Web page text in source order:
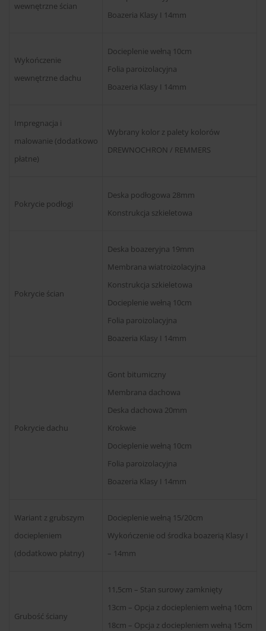
wewnętrzne ścian
Boazeria Klasy I 14mm
Wykończenie
wewnętrzne dachu
Docieplenie wełną 10cm
Folia paroizolacyjna
Boazeria Klasy I 14mm
Impregnacja i
malowanie (dodatkowo
płatne)
Wybrany kolor z palety kolorów
DREWNOCHRON / REMMERS
Pokrycie podłogi
Deska podłogowa 28mm
Konstrukcja szkieletowa
Pokrycie ścian
Deska boazeryjna 19mm
Membrana wiatroizolacyjna
Konstrukcja szkieletowa
Docieplenie wełną 10cm
Folia paroizolacyjna
Boazeria Klasy I 14mm
Pokrycie dachu
Gont bitumiczny
Membrana dachowa
Deska dachowa 20mm
Krokwie
Docieplenie wełną 10cm
Folia paroizolacyjna
Boazeria Klasy I 14mm
Wariant z grubszym
dociepleniem
(dodatkowo płatny)
Docieplenie wełną 15/20cm
Wykończenie od środka boazerią Klasy I
– 14mm
Grubość ściany
11,5cm – Stan surowy zamknięty
13cm – Opcja z dociepleniem wełną 10cm
18cm – Opcja z dociepleniem wełną 15cm